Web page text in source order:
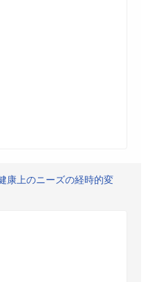
康上のニーズの経時的変